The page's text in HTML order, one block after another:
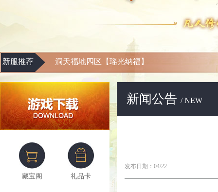
新服推荐 洞天福地四区【瑶光纳福】
藏宝阁 礼品卡
新闻公告 / NEW
发布日期：04/22